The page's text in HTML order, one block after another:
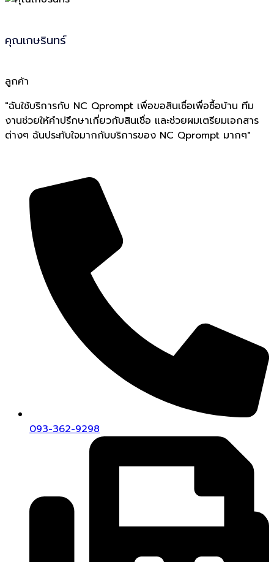
คุณเกษรินทร์
ลูกค้า
"ฉันใช้บริการกับ NC Qprompt เพื่อขอสินเชื่อเพื่อซื้อบ้าน ทีม
งานช่วยให้คำปรึกษาเกี่ยวกับสินเชื่อ และช่วยผมเตรียมเอกสาร
ต่างๆ ฉันประทับใจมากกับบริการของ NC Qprompt มากๆ"
093-362-9298